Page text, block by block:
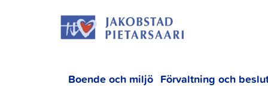
Boende och miljö Förvaltning och